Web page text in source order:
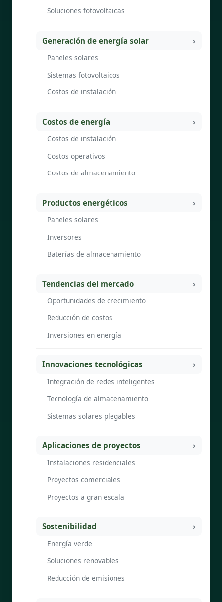
Soluciones fotovoltaicas
Generación de energía solar
Paneles solares
Sistemas fotovoltaicos
Costos de instalación
Costos de energía
Costos de instalación
Costos operativos
Costos de almacenamiento
Productos energéticos
Paneles solares
Inversores
Baterías de almacenamiento
Tendencias del mercado
Oportunidades de crecimiento
Reducción de costos
Inversiones en energía
Innovaciones tecnológicas
Integración de redes inteligentes
Tecnología de almacenamiento
Sistemas solares plegables
Aplicaciones de proyectos
Instalaciones residenciales
Proyectos comerciales
Proyectos a gran escala
Sostenibilidad
Energía verde
Soluciones renovables
Reducción de emisiones